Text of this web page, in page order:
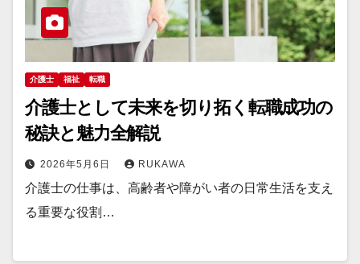
介護士 福祉 転職
介護士として未来を切り拓く転職成功の
秘訣と魅力全解説
2026年5月6日 RUKAWA
介護士の仕事は、高齢者や障がい者の日常生活を支え
る重要な役割…